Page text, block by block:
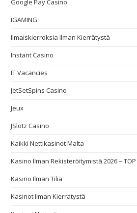
Google Pay Casino
IGAMING
Ilmaiskierroksia Ilman Kierrätystä
Instant Casino
IT Vacancies
JetSetSpins Casino
Jeux
JSlotz Casino
Kaikki Nettikasinot Malta
Kasino Ilman Rekisteröitymistä 2026 –
Kasino Ilman Tiliä
Kasinot Ilman Kierrätystä